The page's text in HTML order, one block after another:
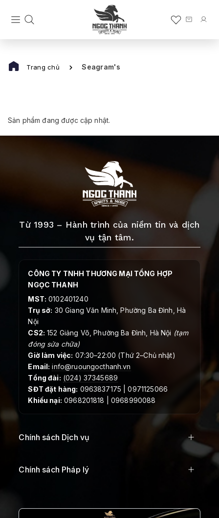
Trang chủ Seagram's
Sản phẩm đang được cập nhật.
Từ 1993 – Hành trình của niềm tin và dịch
vụ tận tâm.
CÔNG TY TNHH THƯƠNG MẠI TỔNG HỢP
NGỌC THANH
MST: 0102401240
Trụ sở: 30 Giang Văn Minh, Phường Ba Đình, Hà
Nội
CS2: 152 Giảng Võ, Phường Ba Đình, Hà Nội (tạm
đóng sửa chữa)
Giờ làm việc: 07:30–22:00 (Thứ 2–Chủ nhật)
Email: info@ruoungocthanh.vn
Tổng đài: (024) 37345689
SĐT đặt hàng: 0963837175 | 0971125066
Khiếu nại: 0968201818 | 0968990088
Chính sách Dịch vụ
Chính sách Pháp lý